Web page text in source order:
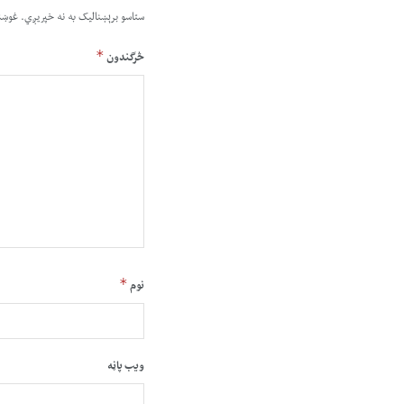
ستاسو برېښناليک به نه خپريږي.
څرگندون*
نوم*
ویب پاڼه